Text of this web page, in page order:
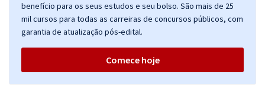
benefício para os seus estudos e seu bolso. São mais de 25
mil cursos para todas as carreiras de concursos públicos, com
garantia de atualização pós-edital.
Comece hoje